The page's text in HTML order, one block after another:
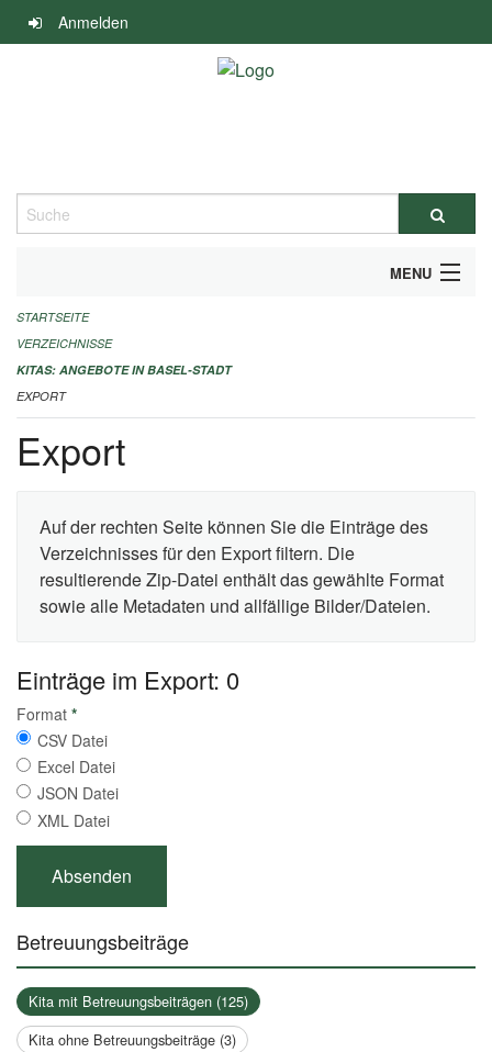
Navigation
überspringen
Anmelden
Suche
MENU
ALLGEMEINE INFORMATIONEN
IMPRESSUM
STARTSEITE
VERZEICHNISSE
KITAS: ANGEBOTE IN BASEL-STADT
EXPORT
Export
Auf der rechten Seite können Sie die Einträge des
Verzeichnisses für den Export filtern. Die
resultierende Zip-Datei enthält das gewählte Format
sowie alle Metadaten und allfällige Bilder/Dateien.
Einträge im Export: 0
Format *
CSV Datei
Excel Datei
JSON Datei
XML Datei
Betreuungsbeiträge
Kita mit Betreuungsbeiträgen (125)
Kita ohne Betreuungsbeiträge (3)